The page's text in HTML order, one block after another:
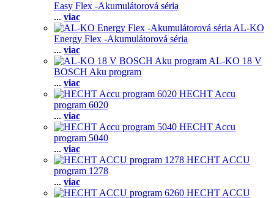
Easy Flex -Akumulátorová séria
... viac
AL-KO
Energy Flex -Akumulátorová séria
... viac
AL-KO 18 V
BOSCH Aku program
... viac
HECHT Accu
program 6020
... viac
HECHT Accu
program 5040
... viac
HECHT ACCU
program 1278
... viac
HECHT ACCU